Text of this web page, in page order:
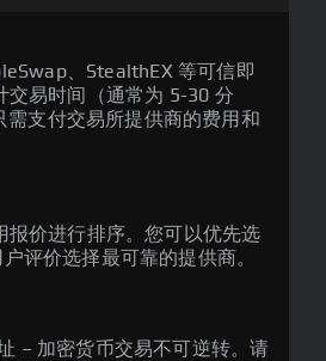
、StealthEX 等可信即
交易时间（通常为 5-30 分
支付交易所提供商的费用和
报价进行排序。您可以优先选
评价选择最可靠的提供商。
– 加密货币交易不可逆转。请